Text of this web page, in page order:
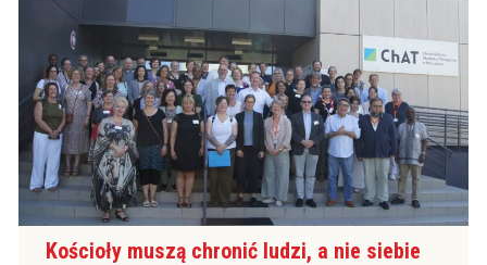
Kościoły muszą chronić ludzi, a nie siebie